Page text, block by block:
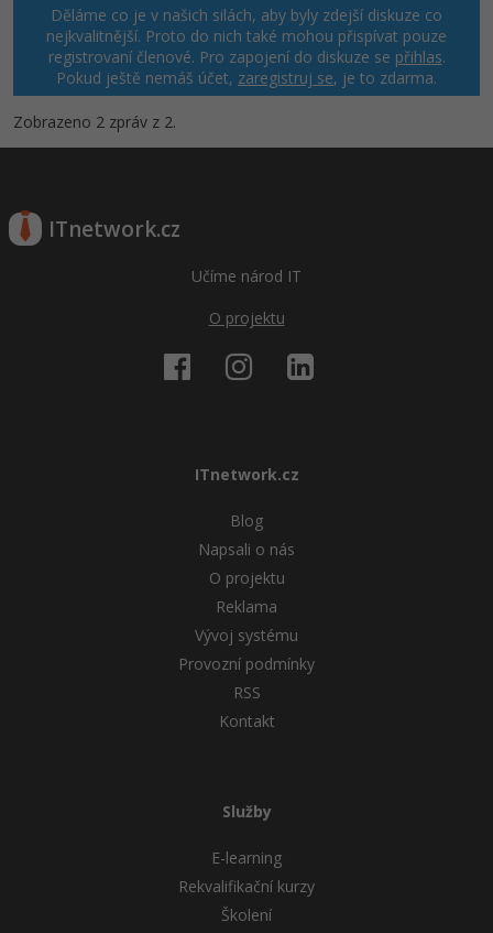
Linux
Sítě
Kybernetická bezpečnost
Děláme co je v našich silách, aby byly zdejší diskuze co
nejkvalitnější. Proto do nich také mohou přispívat pouze
registrovaní členové. Pro zapojení do diskuze se přihlas.
Pokud ještě nemáš účet, zaregistruj se, je to zdarma.
Zobrazeno 2 zpráv z 2.
ITnetwork.cz
Učíme národ IT
O projektu
ITnetwork.cz
Blog
Napsali o nás
O projektu
Reklama
Vývoj systému
Provozní podmínky
RSS
Kontakt
Služby
E-learning
Rekvalifikační kurzy
Školení